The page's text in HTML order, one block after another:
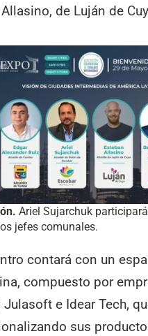
de Luján de
Ariel Sujarchuk
jefes comunales.
contará con un
compuesto por
Julasoft e Idear Tech,
sus